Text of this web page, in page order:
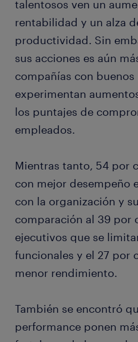
talentosos ven un
rentabilidad y un alza
productividad. Sin
sus acciones es aún
compañías con
experimentan
los puntajes de
empleados.
Mientras tanto, 54 por
con mejor desempeño
con la organización y
comparación al 39 por
ejecutivos que se
funcionales y el 27 por
menor rendimiento.
También se encontró
performance ponen